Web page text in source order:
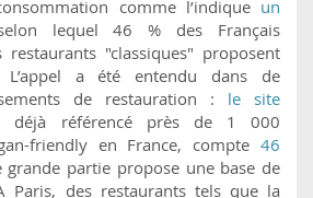
comme l’indique un
lequel 46 % des Français
"classiques" proposent
a été entendu dans de
de restauration : le site
référencé près de 1 000
friendly en France, compte 46
grande partie propose une base de
Paris, des restaurants tels que la